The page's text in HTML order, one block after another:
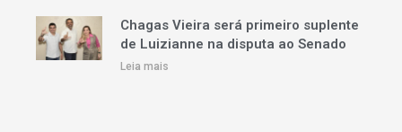
Chagas Vieira será primeiro suplente
de Luizianne na disputa ao Senado
Leia mais